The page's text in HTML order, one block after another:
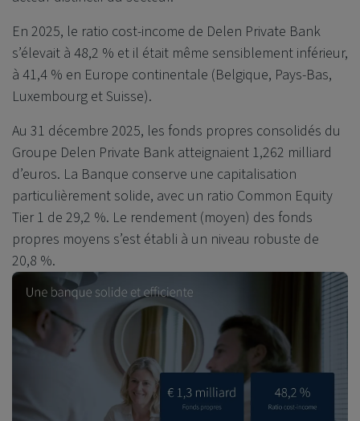
En 2025, le ratio cost-income de Delen Private Bank
s’élevait à 48,2 % et il était même sensiblement inférieur,
à 41,4 % en Europe continentale (Belgique, Pays-Bas,
Luxembourg et Suisse).
Au 31 décembre 2025, les fonds propres consolidés du
Groupe Delen Private Bank atteignaient 1,262 milliard
d’euros. La Banque conserve une capitalisation
particulièrement solide, avec un ratio Common Equity
Tier 1 de 29,2 %. Le rendement (moyen) des fonds
propres moyens s’est établi à un niveau robuste de
20,8 %.